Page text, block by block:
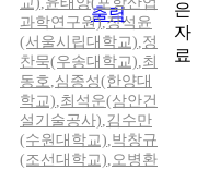
출력
과학연구원),장석윤
(서울시립대학교),정
찬묵(우송대학교),최
동호,심종성(한양대
학교),최석운(삼안건
설기술공사),김수만
(수원대학교),박창규
(조선대학교),오병환
은
자
료